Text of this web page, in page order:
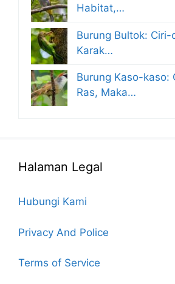
Habitat,…
Burung Bultok: Ciri-
Karak…
Burung Kaso-kaso:
Ras, Maka…
Halaman Legal
Hubungi Kami
Privacy And Police
Terms of Service